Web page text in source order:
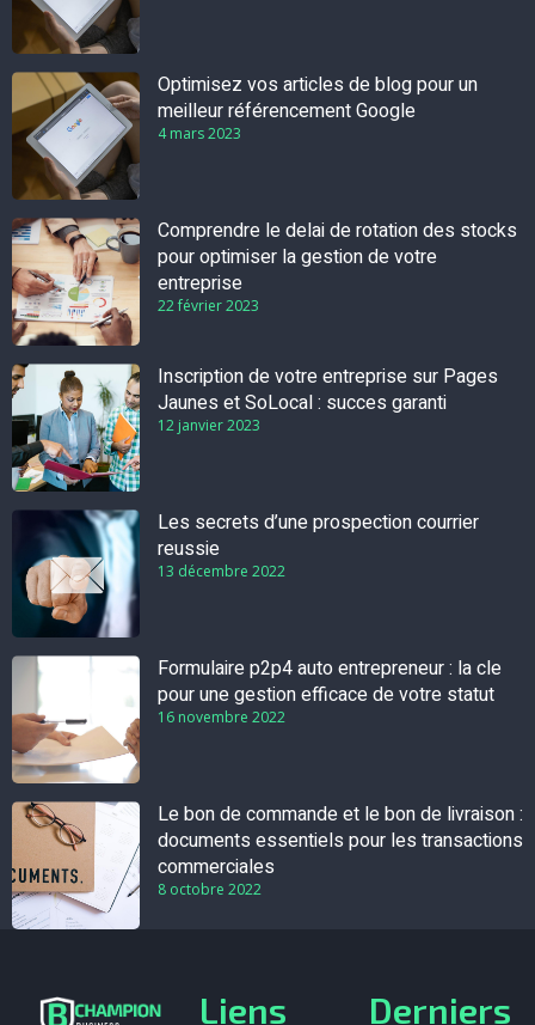
Optimisez vos articles de blog pour un
meilleur référencement Google
4 mars 2023
Comprendre le delai de rotation des stocks
pour optimiser la gestion de votre
entreprise
22 février 2023
Inscription de votre entreprise sur Pages
Jaunes et SoLocal : succes garanti
12 janvier 2023
Les secrets d’une prospection courrier
reussie
13 décembre 2022
Formulaire p2p4 auto entrepreneur : la cle
pour une gestion efficace de votre statut
16 novembre 2022
Le bon de commande et le bon de livraison :
documents essentiels pour les transactions
commerciales
8 octobre 2022
Liens
Derniers